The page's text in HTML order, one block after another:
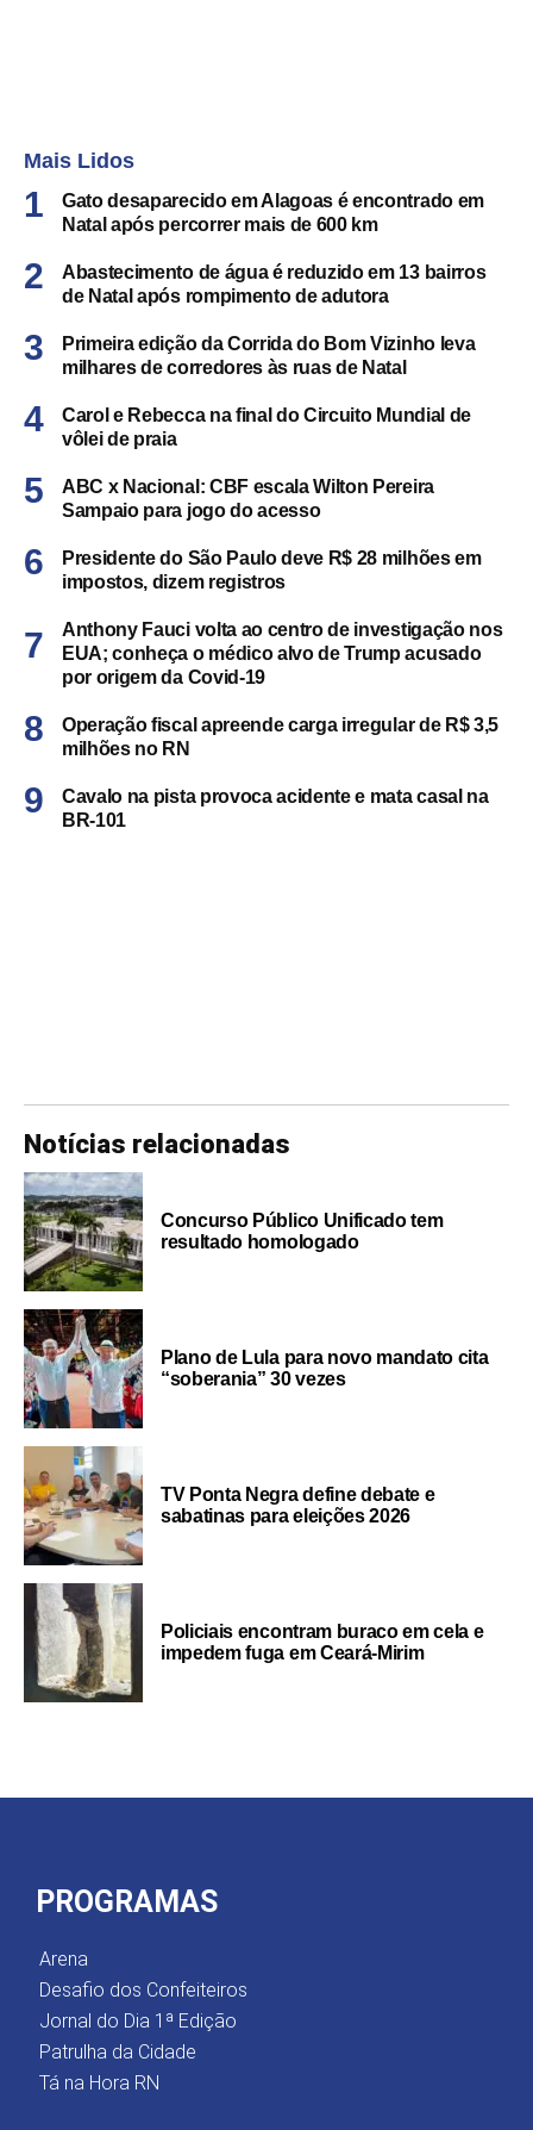
Mais Lidos
Gato desaparecido em Alagoas é encontrado em
Natal após percorrer mais de 600 km
Abastecimento de água é reduzido em 13 bairros
de Natal após rompimento de adutora
Primeira edição da Corrida do Bom Vizinho leva
milhares de corredores às ruas de Natal
Carol e Rebecca na final do Circuito Mundial de
vôlei de praia
ABC x Nacional: CBF escala Wilton Pereira
Sampaio para jogo do acesso
Presidente do São Paulo deve R$ 28 milhões em
impostos, dizem registros
Anthony Fauci volta ao centro de investigação nos
EUA; conheça o médico alvo de Trump acusado
por origem da Covid-19
Operação fiscal apreende carga irregular de R$ 3,5
milhões no RN
Cavalo na pista provoca acidente e mata casal na
BR-101
Notícias relacionadas
Concurso Público Unificado tem
resultado homologado
Plano de Lula para novo mandato cita
“soberania” 30 vezes
TV Ponta Negra define debate e
sabatinas para eleições 2026
Policiais encontram buraco em cela e
impedem fuga em Ceará-Mirim
PROGRAMAS
Arena
Desafio dos Confeiteiros
Jornal do Dia 1ª Edição
Patrulha da Cidade
Tá na Hora RN